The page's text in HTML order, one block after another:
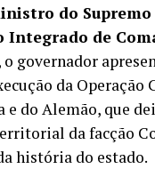
do
Integrado de
governador
da Operação
e do Alemão, que
da facção
história do estado.